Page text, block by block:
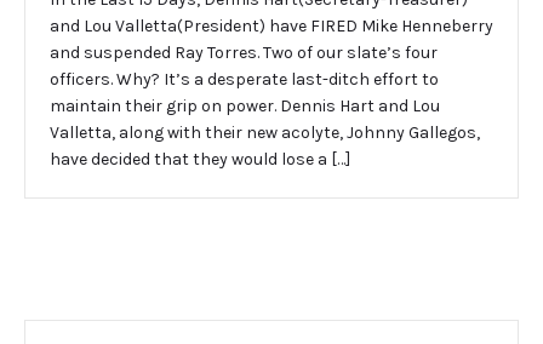
and Lou Valletta(President) have FIRED Mike Henneberry
and suspended Ray Torres. Two of our slate’s four
officers. Why? It’s a desperate last-ditch effort to
maintain their grip on power. Dennis Hart and Lou
Valletta, along with their new acolyte, Johnny Gallegos,
have decided that they would lose a […]